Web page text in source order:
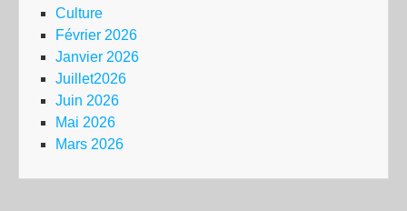
Culture
Février 2026
Janvier 2026
Juillet2026
Juin 2026
Mai 2026
Mars 2026